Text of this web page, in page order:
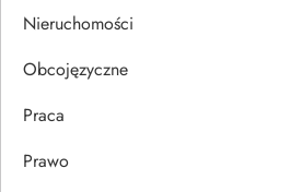
u
Nieruchomości
Obcojęzyczne
Praca
Prawo